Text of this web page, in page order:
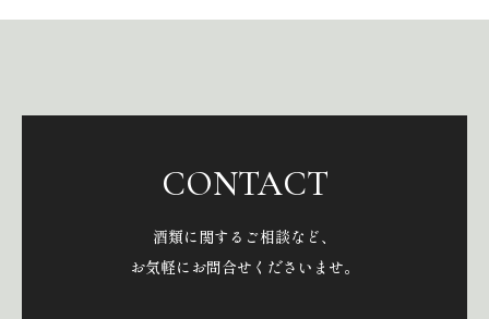
CONTACT
酒類に関するご相談など、
お気軽にお問合せくださいませ。